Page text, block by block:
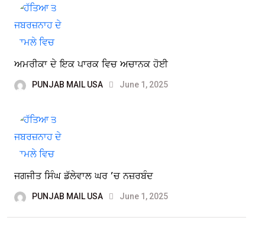
ਅਮਰੀਕਾ ਦੇ ਇਕ ਪਾਰਕ ਵਿਚ ਅਚਾਨਕ ਹੋਈ
PUNJAB MAIL USA June 1, 2025
ਜਗਜੀਤ ਸਿੰਘ ਡੱਲੇਵਾਲ ਘਰ ’ਚ ਨਜ਼ਰਬੰਦ
PUNJAB MAIL USA June 1, 2025